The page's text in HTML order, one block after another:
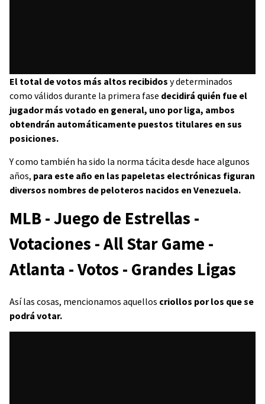
El total de votos más altos recibidos y determinados
como válidos durante la primera fase decidirá quién fue el
jugador más votado en general, uno por liga, ambos
obtendrán automáticamente puestos titulares en sus
posiciones.
Y como también ha sido la norma tácita desde hace algunos
años, para este año en las papeletas electrónicas figuran
diversos nombres de peloteros nacidos en Venezuela.
MLB - Juego de Estrellas -
Votaciones - All Star Game -
Atlanta - Votos - Grandes Ligas
Así las cosas, mencionamos aquellos criollos por los que se
podrá votar.